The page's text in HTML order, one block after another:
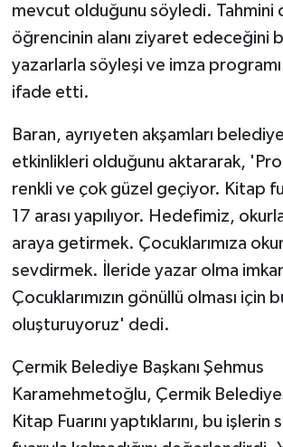
mevcut olduğunu söyledi. Tahmini
öğrencinin alanı ziyaret edeceğini
yazarlarla söyleşi ve imza
ifade etti.
Baran, ayrıyeten akşamları
etkinlikleri olduğunu aktararak,
renkli ve çok güzel geçiyor. Kitap
17 arası yapılıyor. Hedefimiz,
araya getirmek. Çocuklarımıza
sevdirmek. İleride yazar olma
Çocuklarımızın gönüllü olması için
oluşturuyoruz' dedi.
Çermik Belediye Başkanı Şehmus
Karamehmetoğlu, Çermik
Kitap Fuarını yaptıklarını, bu